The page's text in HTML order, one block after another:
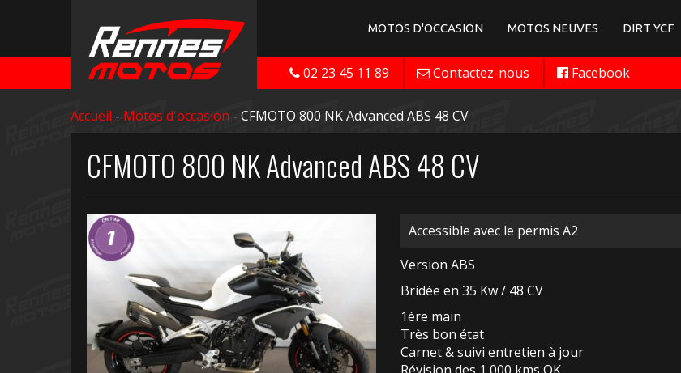
MOTOS D'OCCASION MOTOS NEUVES DIRT YCF
02 23 45 11 89 Contactez-nous Facebook
Accueil - Motos d'occasion - CFMOTO 800 NK Advanced ABS 48 CV
CFMOTO 800 NK Advanced ABS 48 CV
Accessible avec le permis A2
Version ABS
Bridée en 35 Kw / 48 CV
1ère main
Très bon état
Carnet & suivi entretien à jour